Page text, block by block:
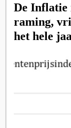
De Inflatie
raming,
het hele